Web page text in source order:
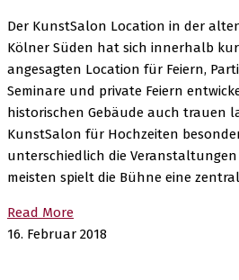
Der KunstSalon Location in der
Kölner Süden hat sich innerhalb
angesagten Location für Feiern,
Seminare und private Feiern
historischen Gebäude auch trauen
KunstSalon für Hochzeiten
unterschiedlich die
meisten spielt die Bühne eine
Read More
16. Februar 2018